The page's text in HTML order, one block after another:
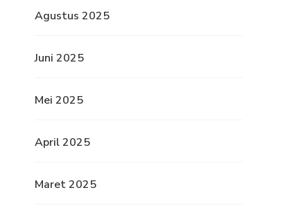
Agustus 2025
Juni 2025
Mei 2025
April 2025
Maret 2025